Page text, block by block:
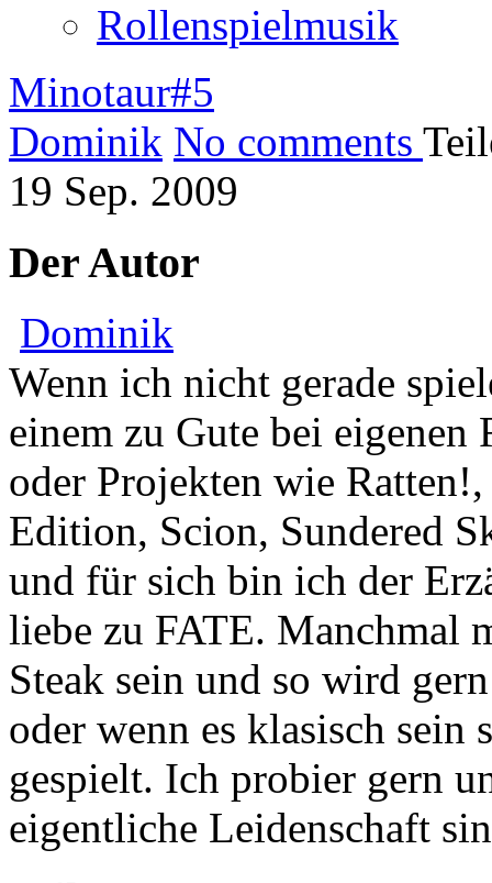
Rollenspielmusik
Minotaur#5
Dominik No comments
19 Sep. 2009
Der Autor
Dominik
Wenn ich nicht gerade
einem zu Gute bei
oder Projekten wie
Edition, Scion, Sundered
und für sich bin ich der
liebe zu FATE. Manchmal
Steak sein und so wird
oder wenn es klasisch
gespielt. Ich probier gern
eigentliche Leidenschaft